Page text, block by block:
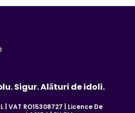
Sigur. Alături de idoli.
| VAT RO15308727 | Licence De